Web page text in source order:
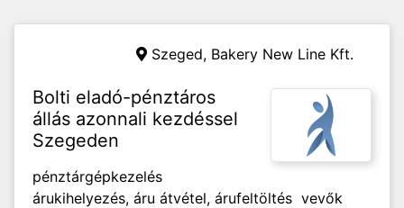
Szeged, Bakery New Line Kft.
Bolti eladó-pénztáros
állás azonnali kezdéssel
Szegeden
pénztárgépkezelés
árukihelyezés, áru átvétel, árufeltöltés vevők